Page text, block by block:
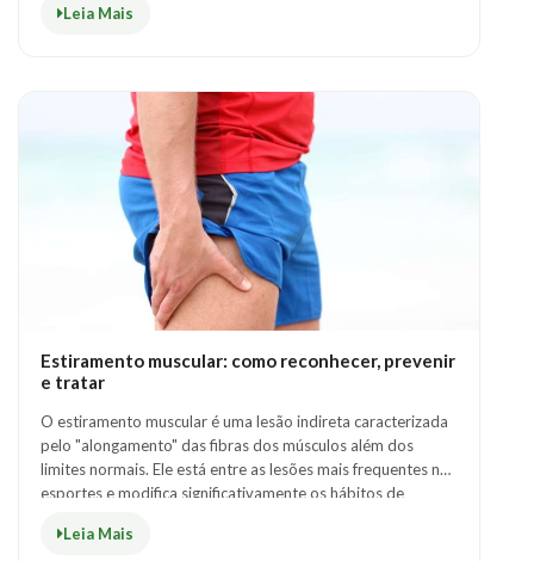
Leia Mais
Estiramento muscular: como reconhecer, prevenir
e tratar
O estiramento muscular é uma lesão indireta caracterizada
pelo "alongamento" das fibras dos músculos além dos
limites normais. Ele está entre as lesões mais frequentes nos
esportes e modifica significativamente os hábitos de
Leia Mais